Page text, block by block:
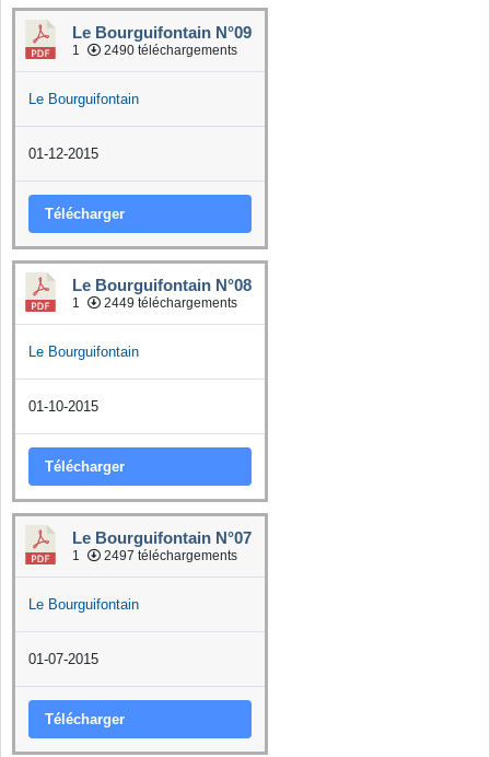
Le Bourguifontain N°09
1 2490 téléchargements
Le Bourguifontain
01-12-2015
Télécharger
Le Bourguifontain N°08
1 2449 téléchargements
Le Bourguifontain
01-10-2015
Télécharger
Le Bourguifontain N°07
1 2497 téléchargements
Le Bourguifontain
01-07-2015
Télécharger